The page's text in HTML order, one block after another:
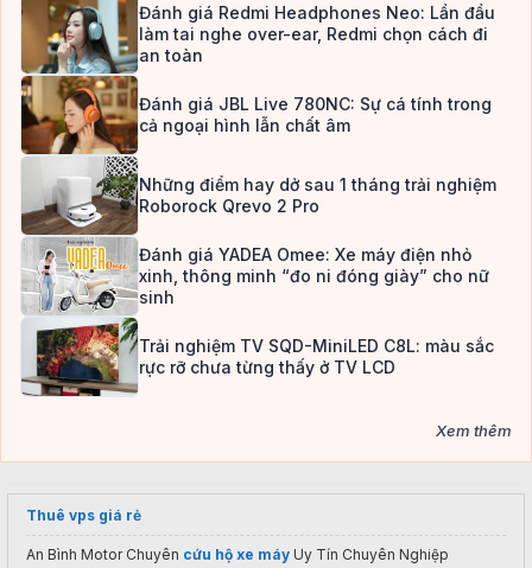
Đánh giá Redmi Headphones Neo: Lần đầu
làm tai nghe over-ear, Redmi chọn cách đi
an toàn
Đánh giá JBL Live 780NC: Sự cá tính trong
cả ngoại hình lẫn chất âm
Những điểm hay dở sau 1 tháng trải nghiệm
Roborock Qrevo 2 Pro
Đánh giá YADEA Omee: Xe máy điện nhỏ
xinh, thông minh “đo ni đóng giày” cho nữ
sinh
Trải nghiệm TV SQD-MiniLED C8L: màu sắc
rực rỡ chưa từng thấy ở TV LCD
Xem thêm
Thuê vps giá rẻ
An Bình Motor Chuyên cứu hộ xe máy Uy Tín Chuyên Nghiệp